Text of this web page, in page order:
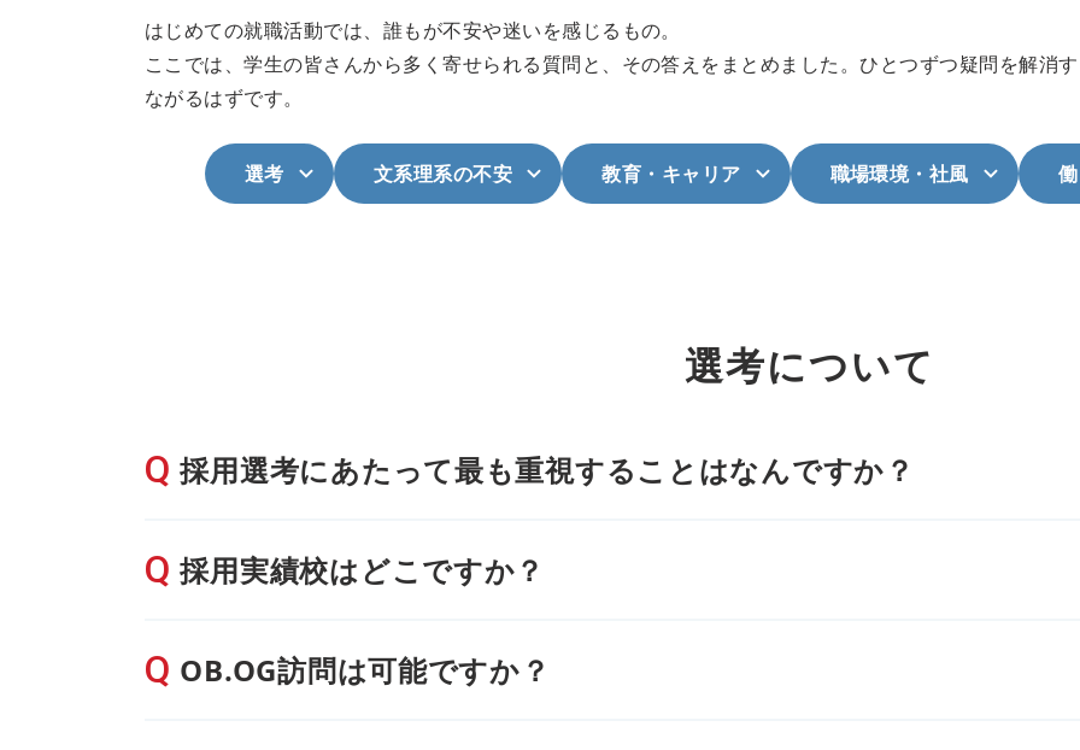
はじめての就職活動では、誰もが不安や迷いを感じるもの。
ここでは、学生の皆さんから多く寄せられる質問と、その答えをまとめました。ひとつずつ疑問を解消
ながるはずです。
選考 文系理系の不安 教育・キャリア 職場環境・社風
選考について
採用選考にあたって最も重視することはなんですか？
採用実績校はどこですか？
OB.OG訪問は可能ですか？